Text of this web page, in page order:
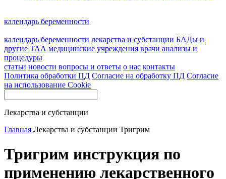
календарь беременности
календарь беременности лекарства и субстанции БАДы и
другие ТАА медицинские учреждения врачи анализы и
процедуры
статьи новости вопросы и ответы о нас контакты
Политика обработки ПД Согласие на обработку ПД Согласие
на использование Cookie
Лекарства и субстанции
Главная Лекарства и субстанции Тригрим
Тригрим инструкция по
применению лекарственного